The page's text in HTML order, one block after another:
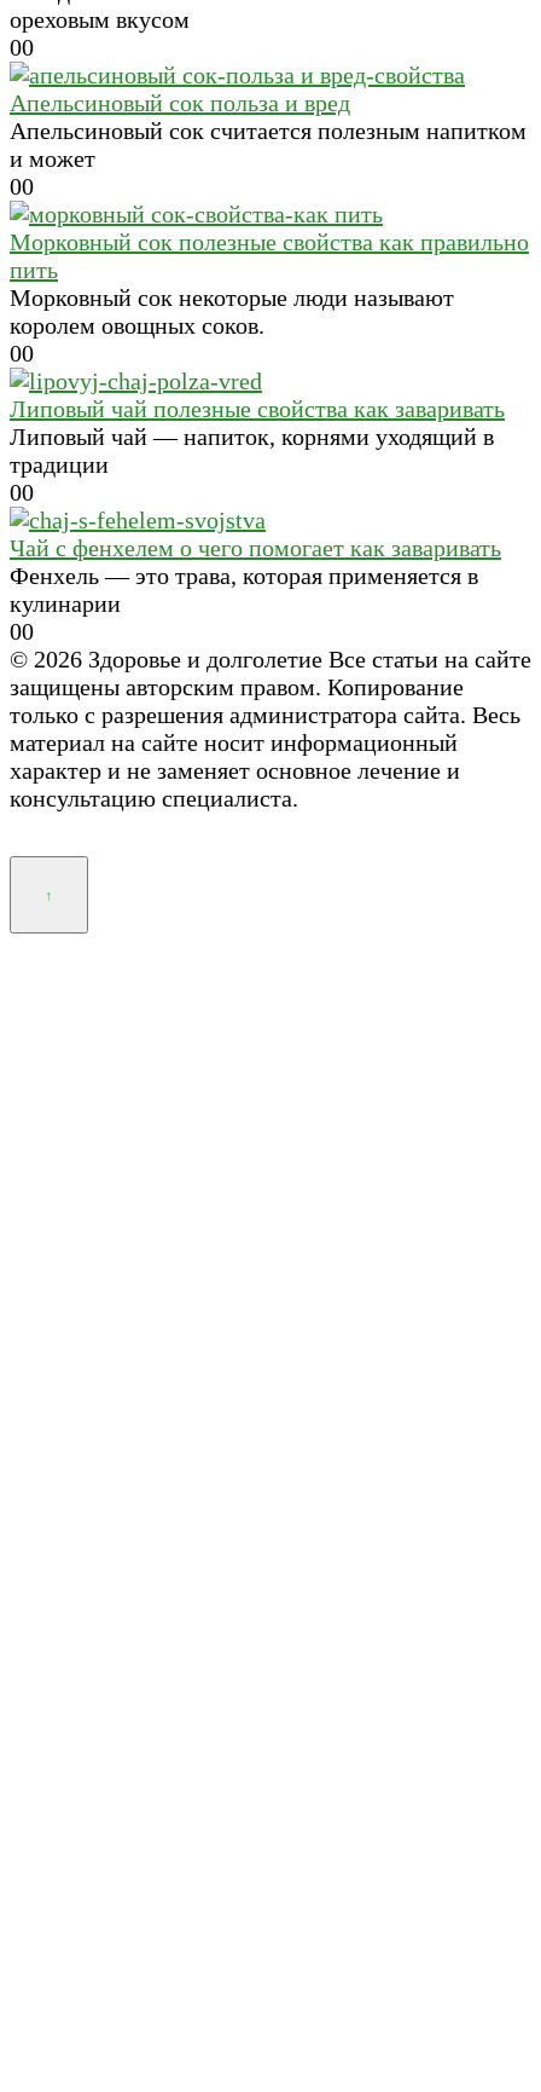
ореховым вкусом
00
Апельсиновый сок польза и вред
Апельсиновый сок считается полезным напитком
и может
00
Морковный сок полезные свойства как правильно
пить
Морковный сок некоторые люди называют
королем овощных соков.
00
Липовый чай полезные свойства как заваривать
Липовый чай — напиток, корнями уходящий в
традиции
00
Чай с фенхелем о чего помогает как заваривать
Фенхель — это трава, которая применяется в
кулинарии
00
© 2026 Здоровье и долголетие Все статьи на сайте
защищены авторским правом. Копирование
только с разрешения администратора сайта. Весь
материал на сайте носит информационный
характер и не заменяет основное лечение и
консультацию специалиста.